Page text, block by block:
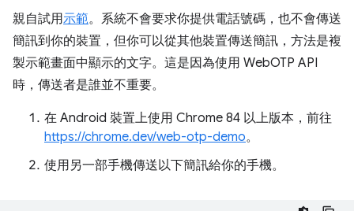
親自試用示範。系統不會要求你提供電話號碼，也不會傳送
簡訊到你的裝置，但你可以從其他裝置傳送簡訊，方法是複
製示範畫面中顯示的文字。這是因為使用 WebOTP API
時，傳送者是誰並不重要。
在 Android 裝置上使用 Chrome 84 以上版本，前往
https://chrome.dev/web-otp-demo。
使用另一部手機傳送以下簡訊給你的手機。